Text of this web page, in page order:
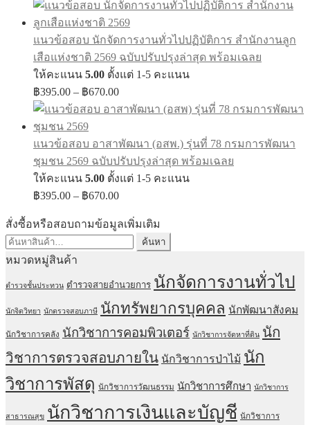
฿395.00
through
฿670.00
แนวข้อสอบ นักจัดการงานทั่วไปปฏิบัติการ สำนักงานลูก
เสือแห่งชาติ 2569 ฉบับปรับปรุงล่าสุด พร้อมเฉลย
ให้คะแนน 5.00 ตั้งแต่ 1-5 คะแนน
฿395.00 – ฿670.00Price
฿395.00
฿670.00
แนวข้อสอบ อาสาพัฒนา (อสพ.) รุ่นที่ 78 กรมการพัฒนา
ชุมชน 2569 ฉบับปรับปรุงล่าสุด พร้อมเฉลย
ให้คะแนน 5.00 ตั้งแต่ 1-5 คะแนน
฿395.00 – ฿670.00Price
฿395.00
through
฿670.00
สั่งซื้อหรือสอบถามข้อมูลเพิ่มเติม
ค้นหา:
ค้นหา
หมวดหมู่สินค้า
ตำรวจชั้นประทวน ตำรวจสายอำนวยการ นักจัดการงานทั่วไป
นักจิตวิทยา นักตรวจสอบภาษี นักทรัพยากรบุคคล นักพัฒนาสังคม
นักวิชาการคลัง นักวิชาการคอมพิวเตอร์ นักวิชาการจัดหาที่ดิน นัก
วิชาการตรวจสอบภายใน นักวิชาการป่าไม้ นัก
วิชาการพัสดุ นักวิชาการวัฒนธรรม นักวิชาการศึกษา นักวิชาการ
สาธารณสุข นักวิชาการเงินและบัญชี นักวิชาการ